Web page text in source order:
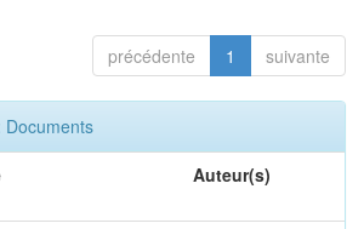
précédente 1 suivante
Documents
Auteur(s)